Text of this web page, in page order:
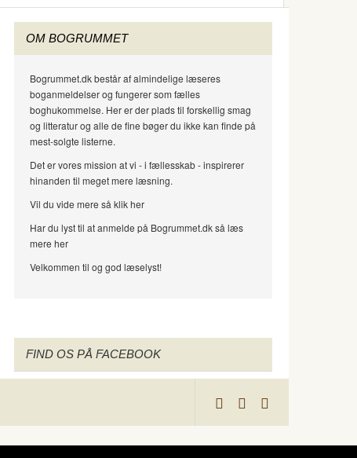
OM BOGRUMMET
Bogrummet.dk består af almindelige læseres
boganmeldelser og fungerer som fælles
boghukommelse. Her er der plads til forskellig smag
og litteratur og alle de fine bøger du ikke kan finde på
mest-solgte listerne.
Det er vores mission at vi - i fællesskab - inspirerer
hinanden til meget mere læsning.
Vil du vide mere så klik her
Har du lyst til at anmelde på Bogrummet.dk så læs
mere her
Velkommen til og god læselyst!
FIND OS PÅ FACEBOOK